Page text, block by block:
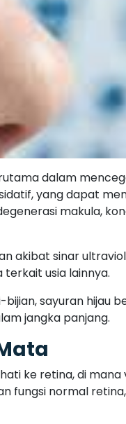
dalam
yang dapat
makula,
akibat sinar
usia lainnya.
sayuran hijau
jangka panjang.
ke retina, di
fungsi normal